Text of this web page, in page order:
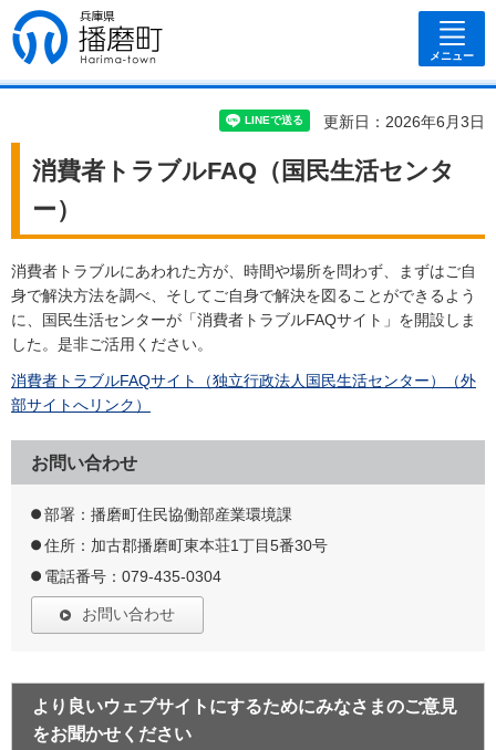
兵庫県 播磨
町
メニュー
更新日：2026年6月3日
消費者トラブルFAQ（国民生活センタ
ー）
消費者トラブルにあわれた方が、時間や場所を問わず、まずはご自
身で解決方法を調べ、そしてご自身で解決を図ることができるよう
に、国民生活センターが「消費者トラブルFAQサイト」を開設しま
した。是非ご活用ください。
消費者トラブルFAQサイト（独立行政法人国民生活センター）（外
部サイトへリンク）
お問い合わせ
部署：播磨町住民協働部産業環境課
住所：加古郡播磨町東本荘1丁目5番30号
電話番号：079-435-0304
お問い合わせ
より良いウェブサイトにするためにみなさまのご意見
をお聞かせください